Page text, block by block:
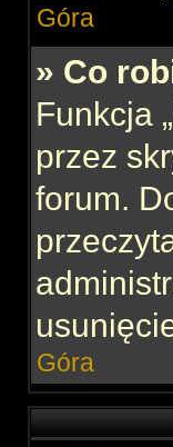
Góra
» Co
Funkcja
przez
forum.
Góra